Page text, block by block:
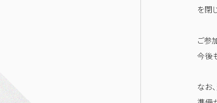
を閉
ご参
今後
なお